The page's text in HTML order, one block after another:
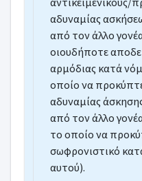
αδυναμίας
από τον άλλο
οιουδήποτε
αρμόδιας κατά
οποίο να
αδυναμίας
από τον άλλο
το οποίο να
σωφρονιστικό
αυτού).